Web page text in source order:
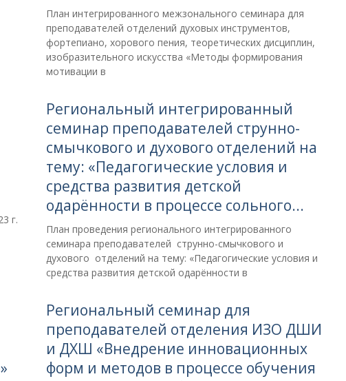
План интегрированного межзонального семинара для
преподавателей отделений духовых инструментов,
фортепиано, хорового пения, теоретических дисциплин,
изобразительного искусства «Методы формирования
мотивации в
г.
Региональный интегрированный
семинар преподавателей струнно-
смычкового и духового отделений на
тему: «Педагогические условия и
средства развития детской
одарённости в процессе сольного...
План проведения регионального интегрированного
семинара преподавателей струнно-смычкового и
духового отделений на тему: «Педагогические условия и
средства развития детской одарённости в
Региональный семинар для
преподавателей отделения ИЗО ДШИ
и ДХШ «Внедрение инновационных
форм и методов в процессе обучения